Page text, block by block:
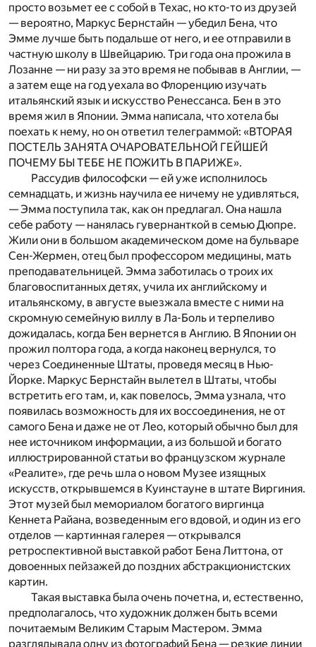
просто возьмет ее с собой в Техас, но кто-то из друзей
— вероятно, Маркус Бернстайн — убедил Бена, что
Эмме лучше быть подальше от него, и ее отправили в
частную школу в Швейцарию. Три года она прожила в
Лозанне — ни разу за это время не побывав в Англии, —
а затем еще на год уехала во Флоренцию изучать
итальянский язык и искусство Ренессанса. Бен в это
время жил в Японии. Эмма написала, что хотела бы
поехать к нему, но он ответил телеграммой: «ВТОРАЯ
ПОСТЕЛЬ ЗАНЯТА ОЧАРОВАТЕЛЬНОЙ ГЕЙШЕЙ
ПОЧЕМУ БЫ ТЕБЕ НЕ ПОЖИТЬ В ПАРИЖЕ».
Рассудив философски — ей уже исполнилось
семнадцать, и жизнь научила ее ничему не удивляться,
— Эмма поступила так, как он предлагал. Она нашла
себе работу — нанялась гувернанткой в семью Дюпре.
Жили они в большом академическом доме на бульваре
Сен-Жермен, отец был профессором медицины, мать
преподавательницей. Эмма заботилась о троих их
благовоспитанных детях, учила их английскому и
итальянскому, в августе выезжала вместе с ними на
скромную семейную виллу в Ла-Боль и терпеливо
дожидалась, когда Бен вернется в Англию. В Японии он
прожил полтора года, а когда наконец вернулся, то
через Соединенные Штаты, проведя месяц в Нью-
Йорке. Маркус Бернстайн вылетел в Штаты, чтобы
встретить его там, и, как повелось, Эмма узнала, что
появилась возможность для их воссоединения, не от
самого Бена и даже не от Лео, который обычно был для
нее источником информации, а из большой и богато
иллюстрированной статьи во французском журнале
«Реалите», где речь шла о новом Музее изящных
искусств, открывшемся в Куинстауне в штате Виргиния.
Этот музей был мемориалом богатого виргинца
Кеннета Райана, возведенным его вдовой, и один из его
отделов — картинная галерея — открывался
ретроспективной выставкой работ Бена Литтона, от
довоенных пейзажей до поздних абстракционистских
картин.
Такая выставка была очень почетна, и, естественно,
предполагалось, что художник должен быть всеми
почитаемым Великим Старым Мастером. Эмма
разглядывала одну из фотографий Бена — резкие линии